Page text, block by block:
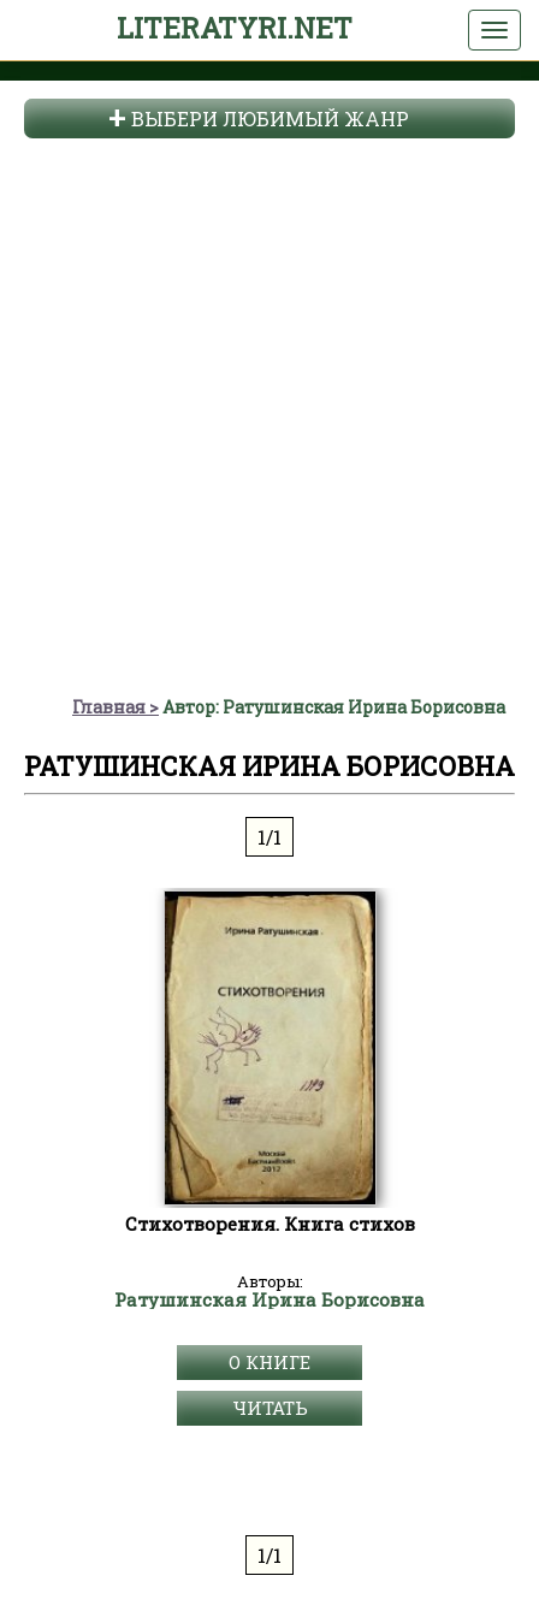
LITERATYRI.NET
ВЫБЕРИ ЛЮБИМЫЙ ЖАНР
Главная Автор: Ратушинская Ирина Борисовна
РАТУШИНСКАЯ ИРИНА БОРИСОВНА
1/1
Стихотворения. Книга стихов
Авторы:
Ратушинская Ирина Борисовна
О КНИГЕ
ЧИТАТЬ
1/1